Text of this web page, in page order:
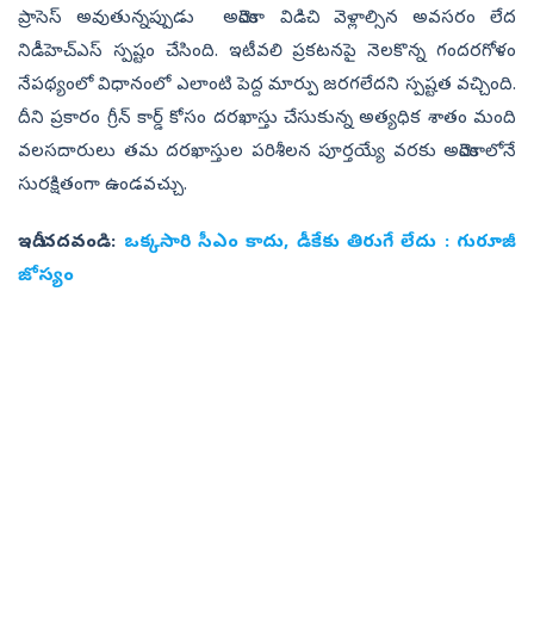
ప్రాసెస్ అవుతున్నప్పుడు అమెరికా విడిచి వెళ్లాల్సిన అవసరం లేద
నిడీహెచ్ఎస్ స్పష్టం చేసింది. ఇటీవలి ప్రకటనపై నెలకొన్న గందరగోళం
నేపథ్యంలో విధానంలో ఎలాంటి పెద్ద మార్పు జరగలేదని స్పష్టత వచ్చింది.
దీని ప్రకారం గ్రీన్ కార్డ్ కోసం దరఖాస్తు చేసుకున్న అత్యధిక శాతం మంది
వలసదారులు తమ దరఖాస్తుల పరిశీలన పూర్తయ్యే వరకు అమెరికాలోనే
సురక్షితంగా ఉండవచ్చు.
ఇదీ చదవండి: ఒక్కసారి సీఎం కాదు, డీకేకు తిరుగే లేదు : గురూజీ
జోస్యం